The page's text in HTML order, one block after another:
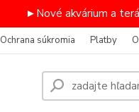
►Nové akvárium a
Ochrana súkromia Platby